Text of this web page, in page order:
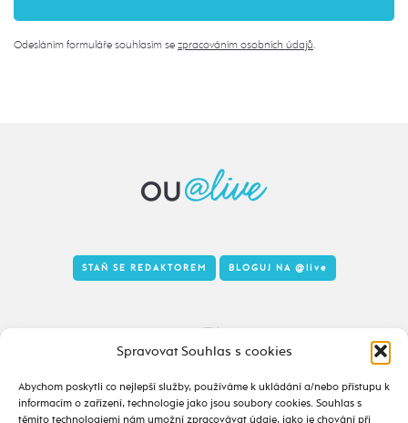
Spravovat Souhlas s cookies
Abychom poskytli co nejlepší služby, používáme k ukládání a/nebo přístupu k
informacím o zařízení, technologie jako jsou soubory cookies. Souhlas s
těmito technologiemi nám umožní zpracovávat údaje, jako je chování při
Odesláním formuláře souhlasím se zpracováním osobních údajů
Tady to taky žije
STAŇ SE REDAKTOREM BLOGUJ NA @live